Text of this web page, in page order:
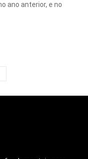
ano anterior, e no